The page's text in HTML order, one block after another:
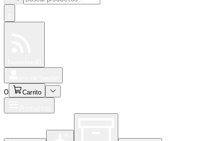
0 Carrito